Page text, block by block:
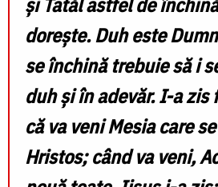
doreşte. Duh este
se închină trebuie să i
duh şi în adevăr. I-a zis
că va veni Mesia care
Hristos; când va veni,